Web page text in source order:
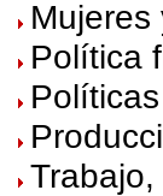
Política